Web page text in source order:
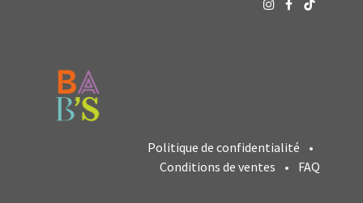
Politique de confidentialité
•
Conditions de ventes
• FAQ